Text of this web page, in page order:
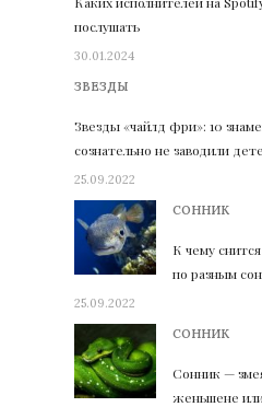
послушать
30.01.2024
ЗВЕЗДЫ
Звезды «чайлд фри»: 10
сознательно не заводили
25.09.2022
СОННИК
К чему
по разным
25.09.2022
СОННИК
Сонник —
женьшене